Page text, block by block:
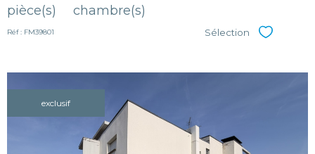
pièce(s) chambre(s)
Réf : FM39801 Sélection Sélectionner
exclusif